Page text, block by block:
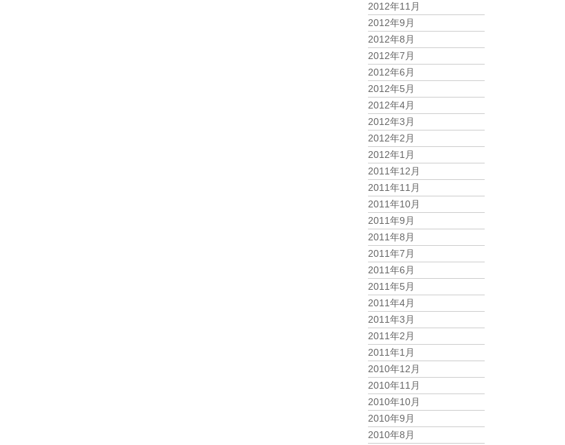
2012年11月
2012年9月
2012年8月
2012年7月
2012年6月
2012年5月
2012年4月
2012年3月
2012年2月
2012年1月
2011年12月
2011年11月
2011年10月
2011年9月
2011年8月
2011年7月
2011年6月
2011年5月
2011年4月
2011年3月
2011年2月
2011年1月
2010年12月
2010年11月
2010年10月
2010年9月
2010年8月